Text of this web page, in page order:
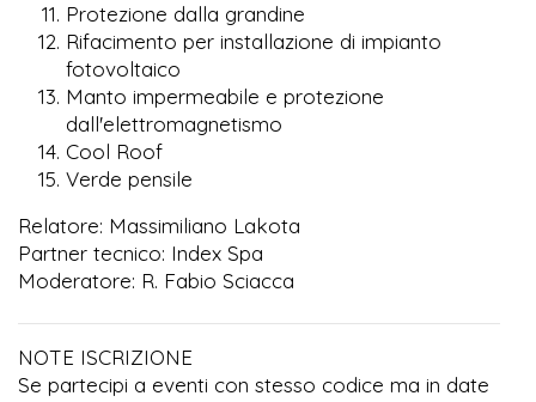
Protezione dalla grandine
Rifacimento per installazione di impianto
fotovoltaico
Manto impermeabile e protezione
dall'elettromagnetismo
Cool Roof
Verde pensile
Relatore: Massimiliano Lakota
Partner tecnico: Index Spa
Moderatore: R. Fabio Sciacca
NOTE ISCRIZIONE
Se partecipi a eventi con stesso codice ma in date